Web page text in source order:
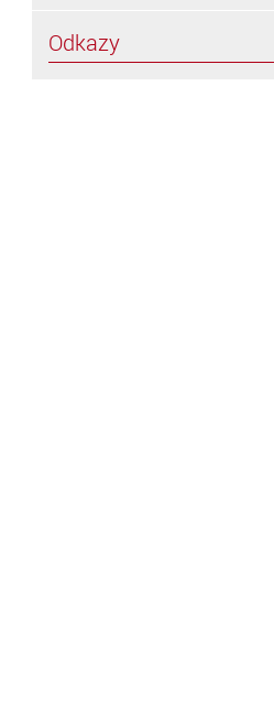
Odkazy